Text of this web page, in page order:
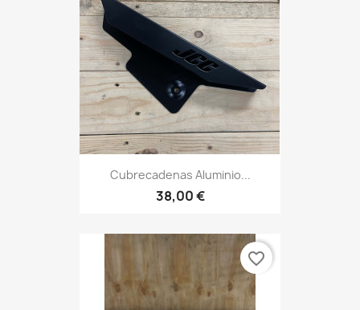
Cubrecadenas Aluminio...
38,00 €
favorite_border